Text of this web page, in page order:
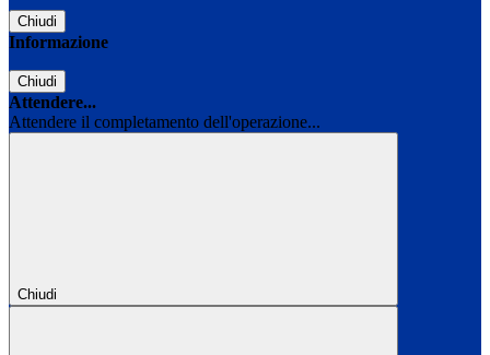
Chiudi
Informazione
Chiudi
Attendere...
Attendere il completamento dell'operazione...
Chiudi